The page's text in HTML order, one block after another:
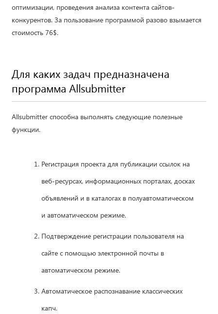
оптимизации, проведения анализа контента сайтов-
конкурентов. За пользование программой разово взымается
стоимость 76$.
Для каких задач предназначена
программа Allsubmitter
Allsubmitter способна выполнять следующие полезные
функции.
Регистрация проекта для публикации ссылок на
веб-ресурсах, информационных порталах, досках
объявлений и в каталогах в полуавтоматическом
и автоматическом режиме.
Подтверждение регистрации пользователя на
сайте с помощью электронной почты в
автоматическом режиме.
Автоматическое распознавание классических
капч.